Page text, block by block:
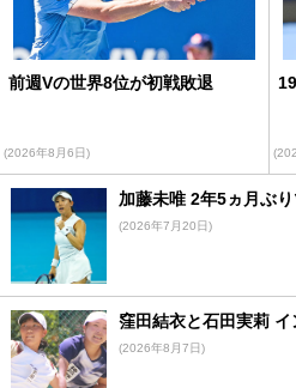
前週Vの世界8位が初戦敗退
(2026年8月6日)
加藤未唯 2年5ヵ月ぶ
(2026年7月20日)
窪田結衣と石田実莉
(2026年8月7日)